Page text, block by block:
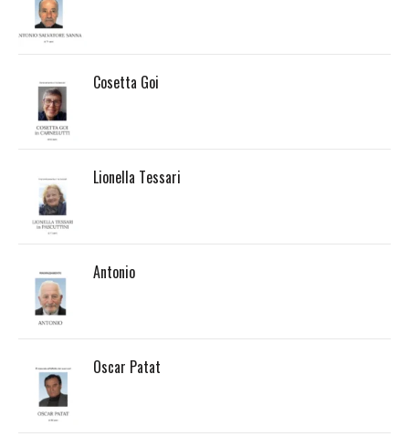
Cosetta Goi
Lionella Tessari
Antonio
Oscar Patat